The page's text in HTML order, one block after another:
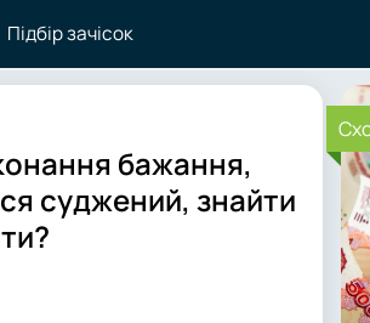
Підбір зачісок
бажання,
суджений, знайти